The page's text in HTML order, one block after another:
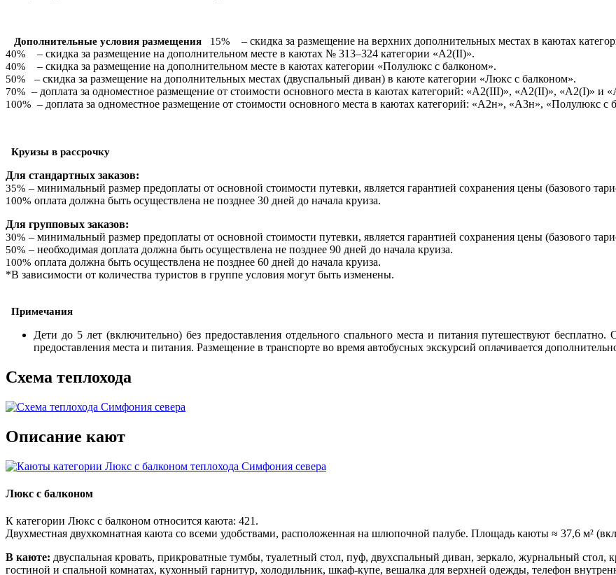
Дополнительные условия размещения 15% – скидка за размещение на верхних дополнительных местах в каютах
40% – скидка за размещение на дополнительном месте в каютах № 313–324 категории «А2(II)».
40% – скидка за размещение на дополнительном месте в каютах категории «Полулюкс с балконом».
50% – скидка за размещение на дополнительных местах (двуспальный диван) в каюте категории «Люкс с балконом».
70% – доплата за одноместное размещение от стоимости основного места в каютах категорий: «А2(III)», «А2(II)», «А2(I)» и
100% – доплата за одноместное размещение от стоимости основного места в каютах категорий: «А2н», «А3н», «Полулюкс
Круизы в рассрочку
Для стандартных заказов:
35% – минимальный размер предоплаты от основной стоимости путевки, является гарантией сохранения цены (базового
100% оплата должна быть осуществлена не позднее 30 дней до начала круиза.
Для групповых заказов:
30% – минимальный размер предоплаты от основной стоимости путевки, является гарантией сохранения цены (базового
50% – необходимая доплата должна быть осуществлена не позднее 90 дней до начала круиза.
100% оплата должна быть осуществлена не позднее 60 дней до начала круиза.
*В зависимости от количества туристов в группе условия могут быть изменены.
Примечания
Дети до 5 лет (включительно) без предоставления отдельного спального места и питания путешествуют
предоставления места и питания. Размещение в транспорте во время автобусных экскурсий оплачивается
Схема теплохода
Описание кают
Люкс с балконом
К категории Люкс с балконом относится каюта: 421.
Двухместная двухкомнатная каюта со всеми удобствами, расположенная на шлюпочной палубе. Площадь каюты ≈ 37,6 м²
В каюте: двуспальная кровать, прикроватные тумбы, туалетный стол, пуф, двухспальный диван, зеркало, журнальный
гостиной и спальной комнатах, кухонный гарнитур, холодильник, шкаф-купе, вешалка для верхней одежды, телефон